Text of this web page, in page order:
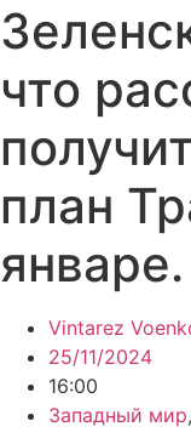
что
план
январе.
Vintarez
25/11/2024
16:00
Западный мир,